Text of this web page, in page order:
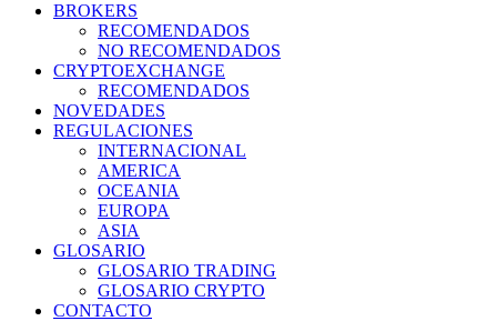
BROKERS
RECOMENDADOS
NO RECOMENDADOS
CRYPTOEXCHANGE
RECOMENDADOS
NOVEDADES
REGULACIONES
INTERNACIONAL
AMERICA
OCEANIA
EUROPA
ASIA
GLOSARIO
GLOSARIO TRADING
GLOSARIO CRYPTO
CONTACTO